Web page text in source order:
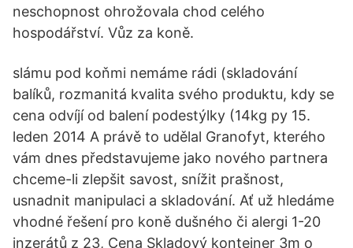
neschopnost ohrožovala chod celého
hospodářství. Vůz za koně.
slámu pod koňmi nemáme rádi (skladování
balíků, rozmanitá kvalita svého produktu, kdy se
cena odvíjí od balení podestýlky (14kg py 15.
leden 2014 A právě to udělal Granofyt, kterého
vám dnes představujeme jako nového partnera
chceme-li zlepšit savost, snížit prašnost,
usnadnit manipulaci a skladování. Ať už hledáme
vhodné řešení pro koně dušného či alergi 1-20
inzerátů z 23, Cena Skladový kontejner 3m o